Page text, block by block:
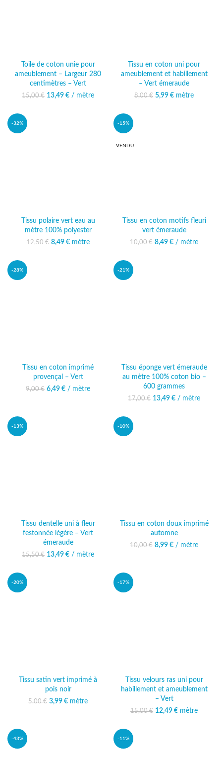
Toile de coton unie pour
ameublement – Largeur 280
centimètres – Vert
15,00€
Le prix initial était :
13,49 €
Le prix
/ mètre
Tissu en coton uni pour
ameublement et habillement
– Vert émeraude
8,00€ Le prix initial était :
5,99 € Le prix actuel
mètre
-32%
Tissu polaire vert eau au
mètre 100% polyester
12,50€ Le prix initial était :
8,49 €
Le prix
mètre
-15%
VENDU
Tissu en coton motifs fleuri
vert émeraude
10,00€ Le prix initial était :
8,49 € Le prix actuel
/ mètre
-28%
Tissu en coton imprimé
provençal – Vert
9,00€
Le prix initial était :
6,49 € Le prix actuel
/ mètre
-21%
Tissu éponge vert émeraude
au mètre 100% coton bio –
600 grammes
17,00€
Le prix initial était :
13,49 €
Le prix
/ mètre
-13%
Tissu dentelle uni à fleur
festonnée légère – Vert
émeraude
15,50€
Le prix initial était :
13,49 €
Le prix
/ mètre
-10%
Tissu en coton doux imprimé
automne
10,00€ Le prix initial était :
8,99 € Le prix actuel
/ mètre
-20%
Tissu satin vert imprimé à
pois noir
5,00€ Le prix initial était :
3,99 € Le prix actuel
mètre
-17%
Tissu velours ras uni pour
habillement et ameublement
– Vert
15,00€ Le prix initial était :
12,49 €
Le prix
mètre
-43% -11%